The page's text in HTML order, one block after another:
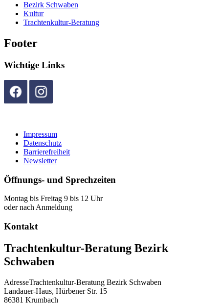
Bezirk Schwaben
Kultur
Trachtenkultur-Beratung
Footer
Wichtige Links
Impressum
Datenschutz
Barrierefreiheit
Newsletter
Öffnungs- und Sprechzeiten
Montag bis Freitag 9 bis 12 Uhr
oder nach Anmeldung
Kontakt
Trachtenkultur-Beratung Bezirk
Schwaben
AdresseTrachtenkultur-Beratung Bezirk Schwaben
Landauer-Haus, Hürbener Str. 15
86381 Krumbach